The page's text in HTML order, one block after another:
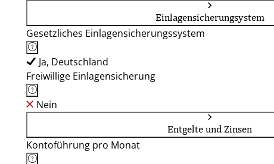
Einlagensicherungsystem
Gesetzliches Einlagensicherungssystem
Ja, Deutschland
Freiwillige Einlagensicherung
Nein
Entgelte und Zinsen
Kontoführung pro Monat